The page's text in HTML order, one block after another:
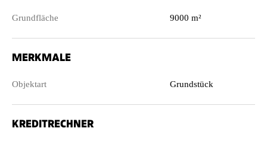
Grundfläche 9000 m²
MERKMALE
Objektart Grundstück
KREDITRECHNER